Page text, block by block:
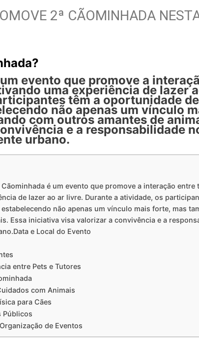
2ª CÃOMINHADA
evento que promove a
uma experiência de lazer
têm a oportunidade
não apenas um vínculo
com outros amantes de
e a responsabilidade
urbano.
Cãominhada é um evento que promove a interação entre
de lazer ao ar livre. Durante a atividade, os
não apenas um vínculo mais forte, mas
Essa iniciativa visa valorizar a convivência e a
e Local do Evento
entre Pets e Tutores
com Animais
para Cães
Públicos
de Eventos